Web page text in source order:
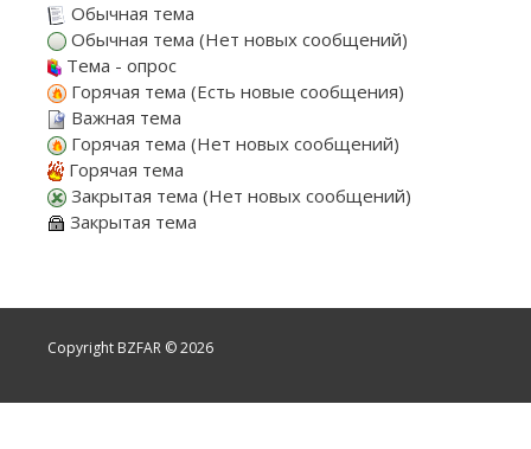
Обычная тема
Обычная тема (Нет новых сообщений)
Тема - опрос
Горячая тема (Есть новые сообщения)
Важная тема
Горячая тема (Нет новых сообщений)
Горячая тема
Закрытая тема (Нет новых сообщений)
Закрытая тема
Copyright BZFAR © 2026